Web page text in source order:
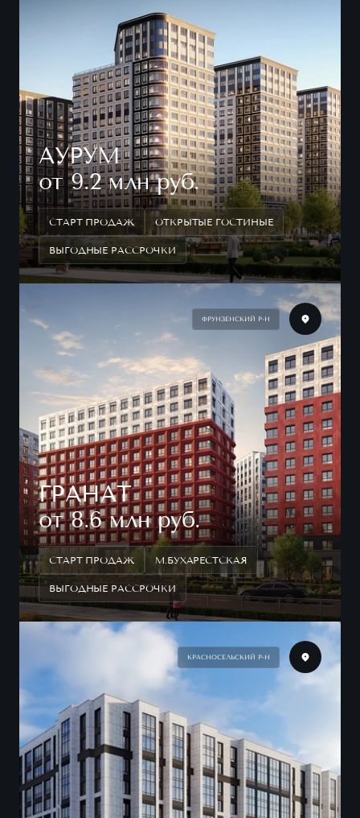
АУРУМ
от 9.2 млн руб.
СТАРТ ПРОДАЖ ОТКРЫТЫЕ ГОСТИНЫЕ
ВЫГОДНЫЕ РАССРОЧКИ
ФРУНЗЕНСКИЙ Р-Н
ГРАНАТ
от 8.6 млн руб.
СТАРТ ПРОДАЖ М.БУХАРЕСТСКАЯ
ВЫГОДНЫЕ РАССРОЧКИ
КРАСНОСЕЛЬСКИЙ Р-Н